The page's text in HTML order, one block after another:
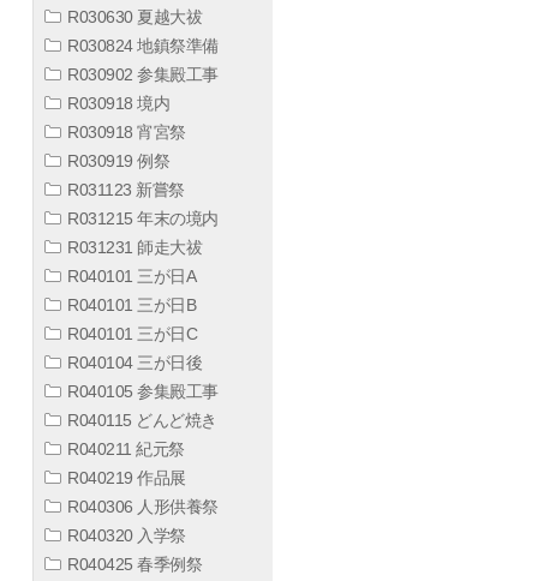
R030630 夏越大祓
R030824 地鎮祭準備
R030902 参集殿工事
R030918 境内
R030918 宵宮祭
R030919 例祭
R031123 新嘗祭
R031215 年末の境内
R031231 師走大祓
R040101 三が日A
R040101 三が日B
R040101 三が日C
R040104 三が日後
R040105 参集殿工事
R040115 どんど焼き
R040211 紀元祭
R040219 作品展
R040306 人形供養祭
R040320 入学祭
R040425 春季例祭